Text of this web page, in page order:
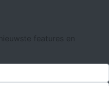
features en